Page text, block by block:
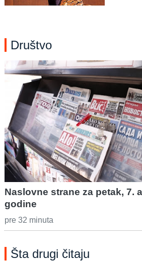
Društvo
Naslovne strane za petak, 7.
godine
pre 32 minuta
Šta drugi čitaju